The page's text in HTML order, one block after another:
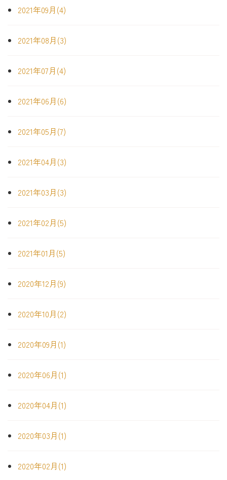
2021年09月(4)
2021年08月(3)
2021年07月(4)
2021年06月(6)
2021年05月(7)
2021年04月(3)
2021年03月(3)
2021年02月(5)
2021年01月(5)
2020年12月(9)
2020年10月(2)
2020年09月(1)
2020年06月(1)
2020年04月(1)
2020年03月(1)
2020年02月(1)